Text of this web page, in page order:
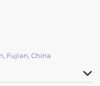
Fujian, China